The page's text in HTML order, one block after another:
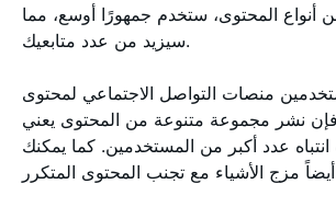
أنواع المحتوى، ستخدم جمهورًا أوسع، مما
سيزيد من عدد متابعيك.
منصات التواصل الاجتماعي لمحتوى
نشر مجموعة متنوعة من المحتوى يعني
عدد أكبر من المستخدمين. كما يمكنك